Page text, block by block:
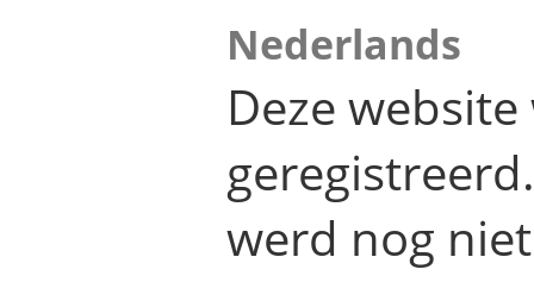
Nederlands
Deze
werd nog